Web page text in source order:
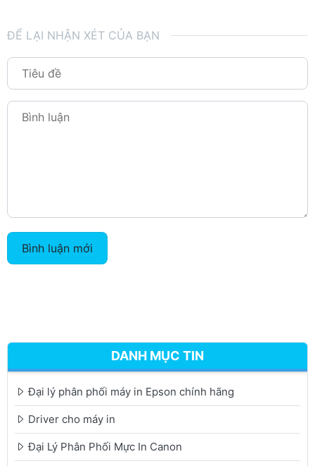
ĐỂ LẠI NHẬN XÉT CỦA BẠN
Bình luận mới
DANH MỤC TIN
Đại lý phân phối máy in Epson chính hãng
Driver cho máy in
Đại Lý Phân Phối Mực In Canon